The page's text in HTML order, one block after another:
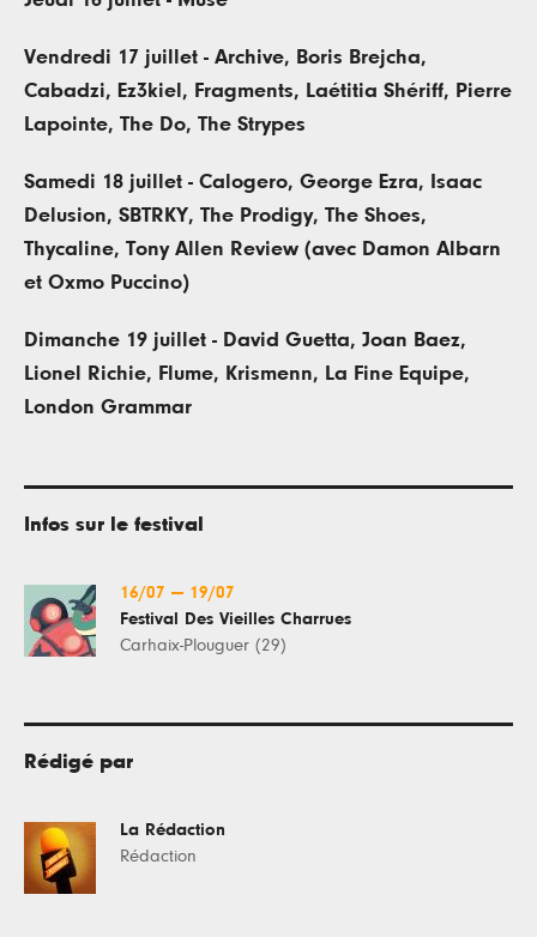
Vendredi 17 juillet - Archive, Boris Brejcha,
Cabadzi, Ez3kiel, Fragments, Laétitia Shériff, Pierre
Lapointe, The Do, The Strypes
Samedi 18 juillet - Calogero, George Ezra, Isaac
Delusion, SBTRKY, The Prodigy, The Shoes,
Thycaline, Tony Allen Review (avec Damon Albarn
et Oxmo Puccino)
Dimanche 19 juillet - David Guetta, Joan Baez,
Lionel Richie, Flume, Krismenn, La Fine Equipe,
London Grammar
Infos sur le festival
16/07 — 19/07
Festival Des Vieilles Charrues
Carhaix-Plouguer (29)
Rédigé par
La Rédaction
Rédaction